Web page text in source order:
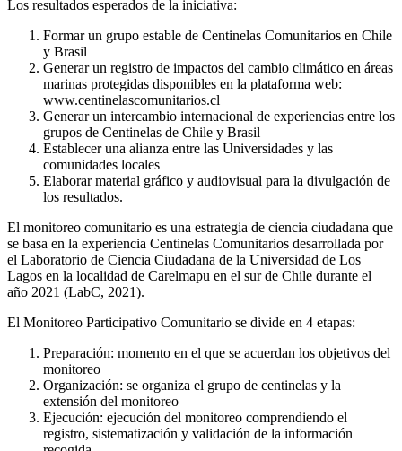
Los resultados esperados de la iniciativa:
Formar un grupo estable de Centinelas Comunitarios en Chile
y Brasil
Generar un registro de impactos del cambio climático en áreas
marinas protegidas disponibles en la plataforma web:
www.centinelascomunitarios.cl
Generar un intercambio internacional de experiencias entre los
grupos de Centinelas de Chile y Brasil
Establecer una alianza entre las Universidades y las
comunidades locales
Elaborar material gráfico y audiovisual para la divulgación de
los resultados.
El monitoreo comunitario es una estrategia de ciencia ciudadana que
se basa en la experiencia Centinelas Comunitarios desarrollada por
el Laboratorio de Ciencia Ciudadana de la Universidad de Los
Lagos en la localidad de Carelmapu en el sur de Chile durante el
año 2021 (LabC, 2021).
El Monitoreo Participativo Comunitario se divide en 4 etapas:
Preparación: momento en el que se acuerdan los objetivos del
monitoreo
Organización: se organiza el grupo de centinelas y la
extensión del monitoreo
Ejecución: ejecución del monitoreo comprendiendo el
registro, sistematización y validación de la información